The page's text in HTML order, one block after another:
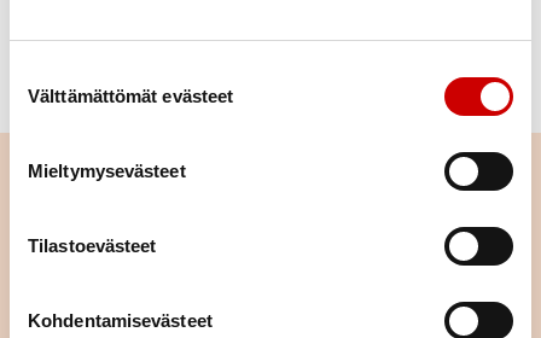
Välttämättömät evästeet
Mieltymysevästeet
Tilastoevästeet
Kohdentamisevästeet
Lue seuraavaksi
Yksi sadasta
LUE BLOGI